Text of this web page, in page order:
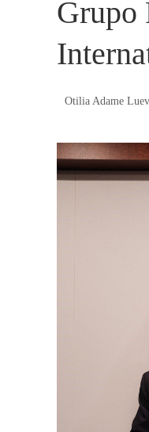
Grupo
Otilia Adame